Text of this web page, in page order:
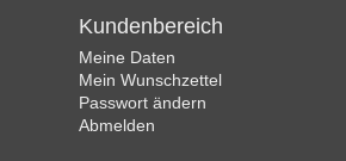
Kundenbereich
Meine Daten
Mein Wunschzettel
Passwort ändern
Abmelden